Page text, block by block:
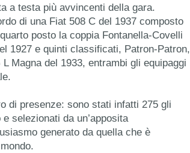
a testa più avvincenti della gara.
di una Fiat 508 C del 1937 composto
posto la coppia Fontanella-Covelli
1927 e quinti classificati, Patron-Patron,
Magna del 1933, entrambi gli equipaggi
di presenze: sono stati infatti 275 gli
selezionati da un’apposita
generato da quella che è